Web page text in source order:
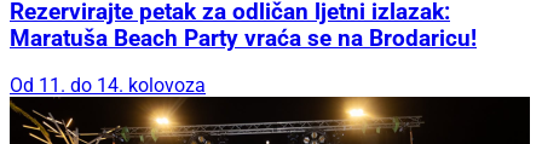
Rezervirajte petak za odličan ljetni izlazak:
Maratuša Beach Party vraća se na Brodaricu!
Od 11. do 14. kolovoza